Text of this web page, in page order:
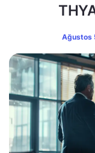
Ağustos